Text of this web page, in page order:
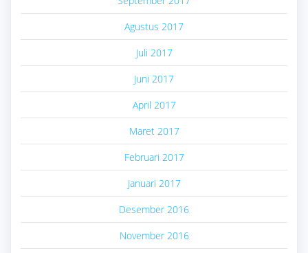
Agustus 2017
Juli 2017
Juni 2017
April 2017
Maret 2017
Februari 2017
Januari 2017
Desember 2016
November 2016